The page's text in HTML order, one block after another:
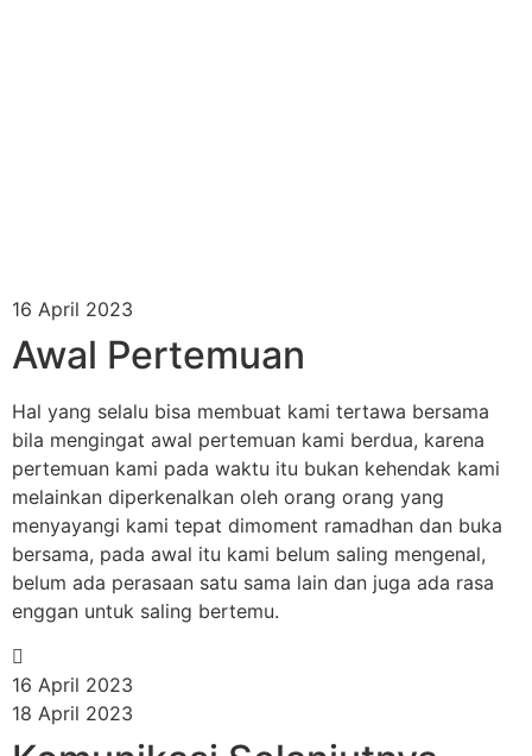
16 April 2023
Awal Pertemuan
Hal yang selalu bisa membuat kami tertawa bersama
bila mengingat awal pertemuan kami berdua, karena
pertemuan kami pada waktu itu bukan kehendak kami
melainkan diperkenalkan oleh orang orang yang
menyayangi kami tepat dimoment ramadhan dan buka
bersama, pada awal itu kami belum saling mengenal,
belum ada perasaan satu sama lain dan juga ada rasa
enggan untuk saling bertemu.
16 April 2023
18 April 2023